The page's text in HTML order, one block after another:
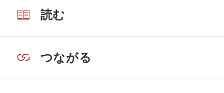
読む
つながる